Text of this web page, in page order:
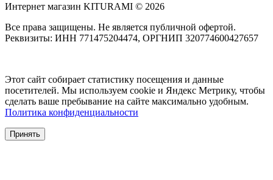
Интернет магазин KITURAMI © 2026
Все права защищены. Не является публичной офертой.
Реквизиты: ИНН 771475204474, ОРГНИП 320774600427657
Этот сайт собирает статистику посещения и данные
посетителей. Мы используем cookie и Яндекс Метрику, чтобы
сделать ваше пребывание на сайте максимально удобным.
Политика конфиденциальности
Принять